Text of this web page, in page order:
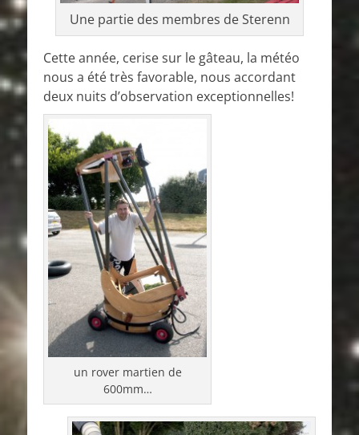
Une partie des membres de Sterenn
Cette année, cerise sur le gâteau, la météo
nous a été très favorable, nous accordant
deux nuits d’observation exceptionnelles!
un rover martien de
600mm…